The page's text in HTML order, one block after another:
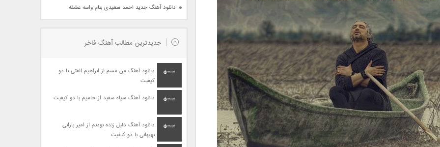
دانلود آهنگ جدید احمد سعیدی بنام واسه عشقه
جدیدترین مطالب آهنگ فاخر
دانلود آهنگ من مسم از ابراهیم الفتی با دو
کیفیت
دانلود آهنگ سیاه سفید از حامیم با دو کیفیت
دانلود آهنگ دلیل زنده بودنم از امیر بارانی
بهبهانی با دو کیفیت